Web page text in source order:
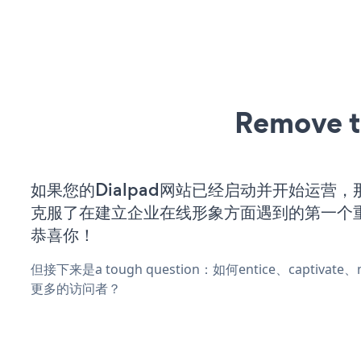
Remove
如果您的Dialpad网站已经启动并开始运营，
克服了在建立企业在线形象方面遇到的第一个
恭喜你！
但接下来是a tough question：如何entice、captivate、
更多的访问者？